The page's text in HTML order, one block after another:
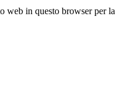
web in questo browser per la